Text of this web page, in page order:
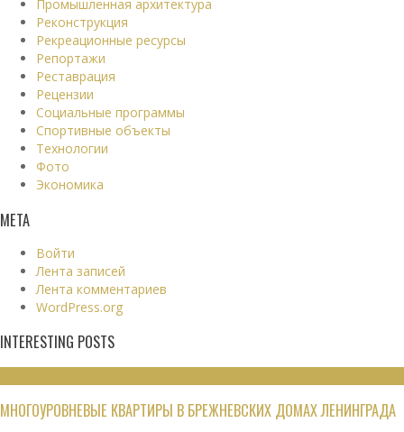
Промышленная архитектура
Реконструкция
Рекреационные ресурсы
Репортажи
Реставрация
Рецензии
Социальные программы
Спортивные объекты
Технологии
Фото
Экономика
МЕТА
Войти
Лента записей
Лента комментариев
WordPress.org
INTERESTING POSTS
МНОГОУРОВНЕВЫЕ КВАРТИРЫ В БРЕЖНЕВСКИХ ДОМАХ ЛЕНИНГРАДА